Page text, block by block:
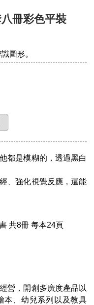
冊彩色平裝
圖形。
都是模糊的，透過黑白
、強化視覺反應，還能
共8冊 每本24頁
營，開創多廣度產品以
本、幼兒系列以及教具